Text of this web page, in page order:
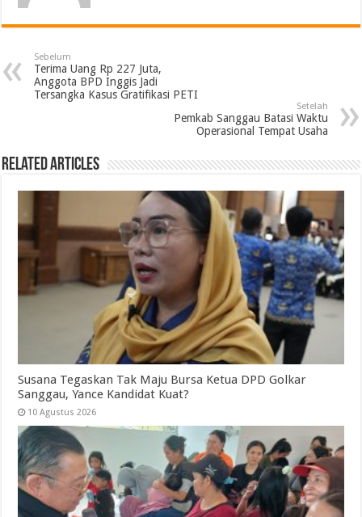
Sebelum
Terima Uang Rp 227 Juta,
Anggota BPD Inggis Jadi
Tersangka Kasus Gratifikasi PETI
Setelah
Pemkab Sanggau Batasi Waktu
Operasional Tempat Usaha
Related Articles
Susana Tegaskan Tak Maju Bursa Ketua DPD Golkar
Sanggau, Yance Kandidat Kuat?
10 Agustus 2026